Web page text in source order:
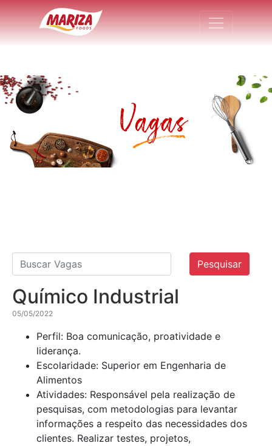
Pesquisar
Químico Industrial
05/05/2022
Perfil: Boa comunicação, proatividade e
liderança.
Escolaridade: Superior em Engenharia de
Alimentos
Atividades: Responsável pela realização de
pesquisas, com metodologias para levantar
informações a respeito das necessidades dos
clientes. Realizar testes, projetos,